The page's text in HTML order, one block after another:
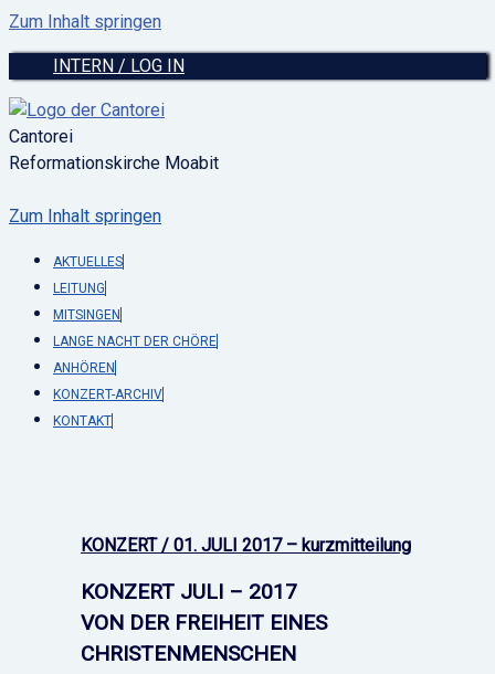
Zum Inhalt springen
INTERN / LOG IN
Cantorei
Reformationskirche Moabit
Zum Inhalt springen
AKTUELLES
LEITUNG
MITSINGEN
LANGE NACHT DER CHÖRE
ANHÖREN
KONZERT-ARCHIV
KONTAKT
KONZERT / 01. JULI 2017 – kurzmitteilung
KONZERT JULI – 2017
VON DER FREIHEIT EINES
CHRISTENMENSCHEN